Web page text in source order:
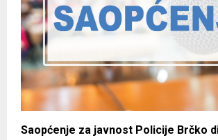
Saopćenje za javnost Policije Brčko